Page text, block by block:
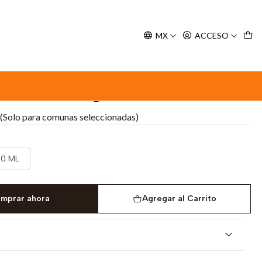
MX ACCESO
Negro
(Solo para comunas seleccionadas)
ML
Agregar al Carrito
ahora